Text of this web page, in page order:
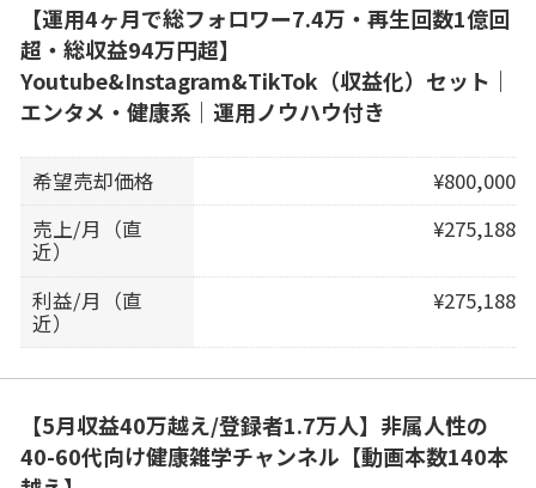
【運用4ヶ月で総フォロワー7.4万・再生回数1億回
超・総収益94万円超】
Youtube&Instagram&TikTok（収益化）セット｜
エンタメ・健康系｜運用ノウハウ付き
希望売却価格
¥800,000
売上/月（直
近）
¥275,188
利益/月（直
近）
¥275,188
【5月収益40万越え/登録者1.7万人】非属人性の
40-60代向け健康雑学チャンネル【動画本数140本